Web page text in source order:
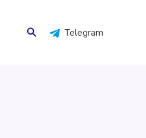
Поиск Telegram